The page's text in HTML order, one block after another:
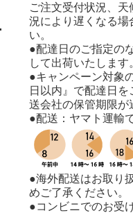
ご注文受付状況、
況により遅くなる場
い。
●配達日のご指定の
して出荷いたします
●キャンペーン対象
日以内』で配達日
送会社の保管期限が
●配送：ヤマト運輸
●海外配送はお取り
めご了承ください。
●コンビニでのお受